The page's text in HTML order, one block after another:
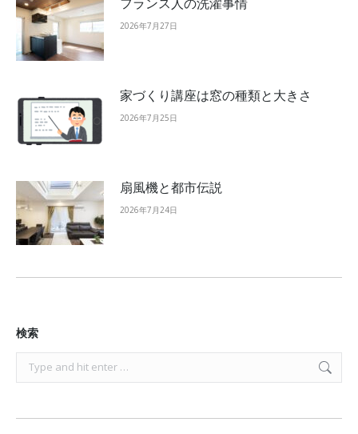
2026年7月27日
家づくり講座は窓の種類と大きさ
2026年7月25日
扇風機と都市伝説
2026年7月24日
検索
Search: